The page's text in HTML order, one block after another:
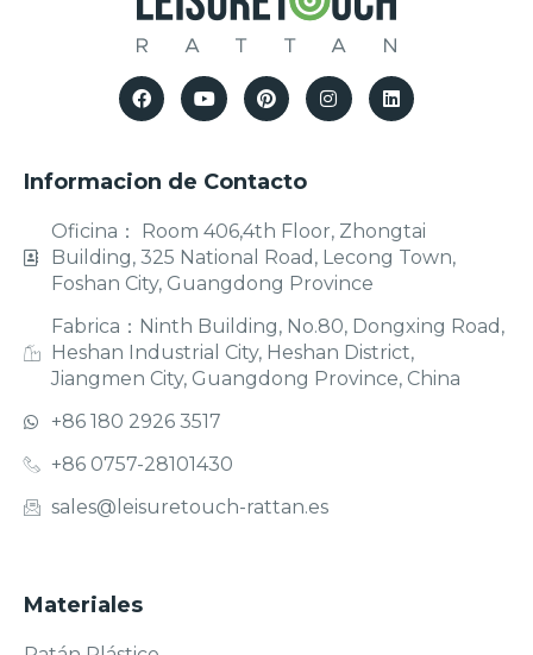
Informacion de Contacto
Oficina： Room 406,4th Floor, Zhongtai
Building, 325 National Road, Lecong Town,
Foshan City, Guangdong Province
Fabrica：Ninth Building, No.80, Dongxing Road,
Heshan Industrial City, Heshan District,
Jiangmen City, Guangdong Province, China
+86 180 2926 3517
+86 0757-28101430
sales@leisuretouch-rattan.es
Materiales